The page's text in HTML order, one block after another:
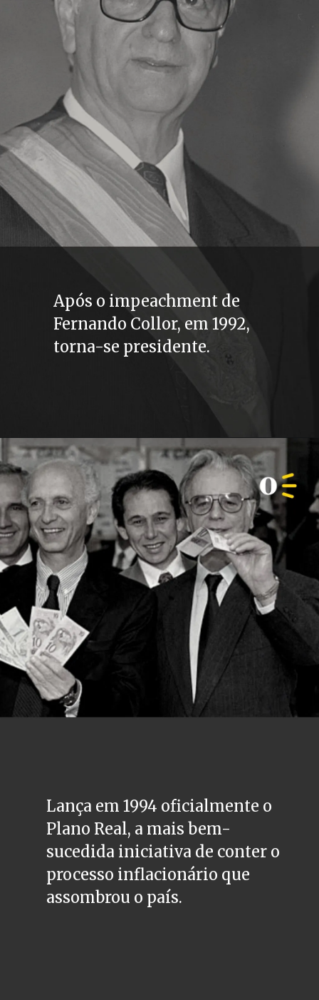
Após o impeachment de
Fernando Collor, em 1992,
torna-se presidente.
Lança em 1994 oficialmente o
Plano Real, a mais bem-
sucedida iniciativa de conter o
processo inflacionário que
assombrou o país.